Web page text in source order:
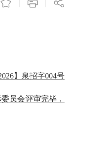
6】泉招字004号
员会评审完毕，